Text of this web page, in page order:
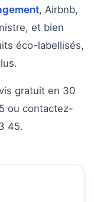
, Airbnb,
et bien
éco-labellisés,
gratuit en 30
ou contactez-
45.